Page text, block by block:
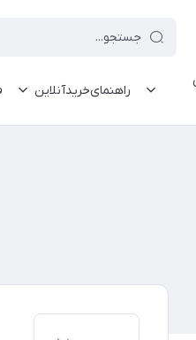
راهنمای‌خرید‌آنلاین